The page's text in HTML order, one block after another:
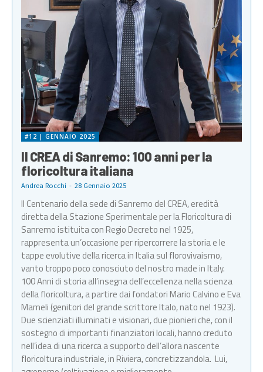
#12 | GENNAIO 2025
Il CREA di Sanremo: 100 anni per la
floricoltura italiana
Andrea Rocchi - 28 Gennaio 2025
Il Centenario della sede di Sanremo del CREA, eredità
diretta della Stazione Sperimentale per la Floricoltura di
Sanremo istituita con Regio Decreto nel 1925,
rappresenta un’occasione per ripercorrere la storia e le
tappe evolutive della ricerca in Italia sul florovivaismo,
vanto troppo poco conosciuto del nostro made in Italy.
100 Anni di storia all’insegna dell’eccellenza nella scienza
della floricoltura, a partire dai fondatori Mario Calvino e Eva
Mameli (genitori del grande scrittore Italo, nato nel 1923).
Due scienziati illuminati e visionari, due pionieri che, con il
sostegno di importanti finanziatori locali, hanno creduto
nell’idea di una ricerca a supporto dell’allora nascente
floricoltura industriale, in Riviera, concretizzandola. Lui,